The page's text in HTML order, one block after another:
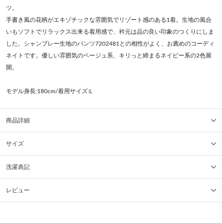
ツ。
手書き風の花柄がエキゾチックな雰囲気でリゾート感のある1着。生地の風合
いもソフトでリラックス出来る着用感で、衿元は品の良い印象のつくりにしま
した。シャンブレー生地のパンツ7202481との相性がよく、お薦めのコーディ
ネイトです。優しい雰囲気のベージュ系、キリっと締まるネイビー系の2色展
開。
モデル身長:180cm/着用サイズ:L
商品詳細
サイズ
洗濯表記
レビュー